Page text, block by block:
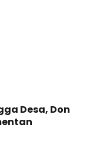
Desa, Don